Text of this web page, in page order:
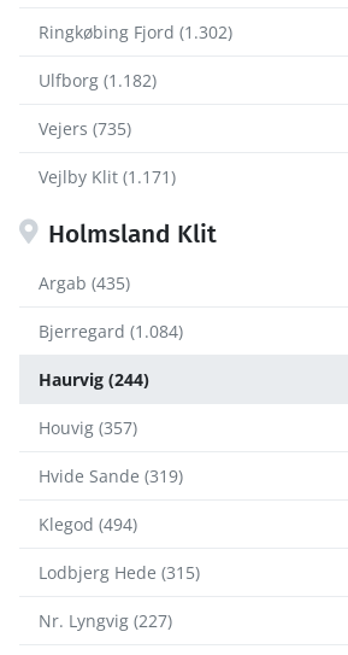
Ringkøbing Fjord (1.302)
Ulfborg (1.182)
Vejers (735)
Vejlby Klit (1.171)
Holmsland Klit
Argab (435)
Bjerregard (1.084)
Haurvig (244)
Houvig (357)
Hvide Sande (319)
Klegod (494)
Lodbjerg Hede (315)
Nr. Lyngvig (227)